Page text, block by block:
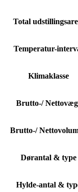
Total
Temperatur-
Klimaklasse
Brutto-/
Brutto-/
Dørantal & type
Hylde-antal &